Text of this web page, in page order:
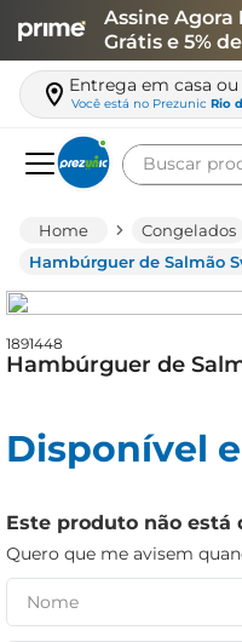
Assine Agora
Grátis e 5%
Entrega em casa
Você está no Prezunic Rio
Buscar
Congelados
Hambúrguer de Salmão
1891448
Hambúrguer de
Disponível
Este produto não
Quero que me avisem
leite
queijo
biscoito
papel higiênico
cerveja